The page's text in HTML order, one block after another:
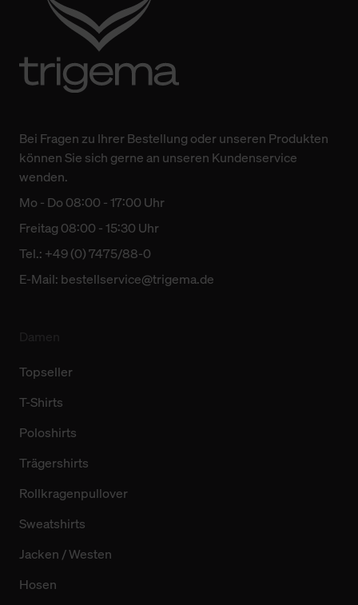
Bei Fragen zu Ihrer Bestellung oder unseren Produkten
können Sie sich gerne an unseren Kundenservice
wenden.
Mo - Do 08:00 - 17:00 Uhr
Freitag 08:00 - 15:30 Uhr
Tel.: +49 (0) 7475/88-0
E-Mail: bestellservice@trigema.de
Topseller
T-Shirts
Poloshirts
Trägershirts
Rollkragenpullover
Sweatshirts
Jacken / Westen
Hosen